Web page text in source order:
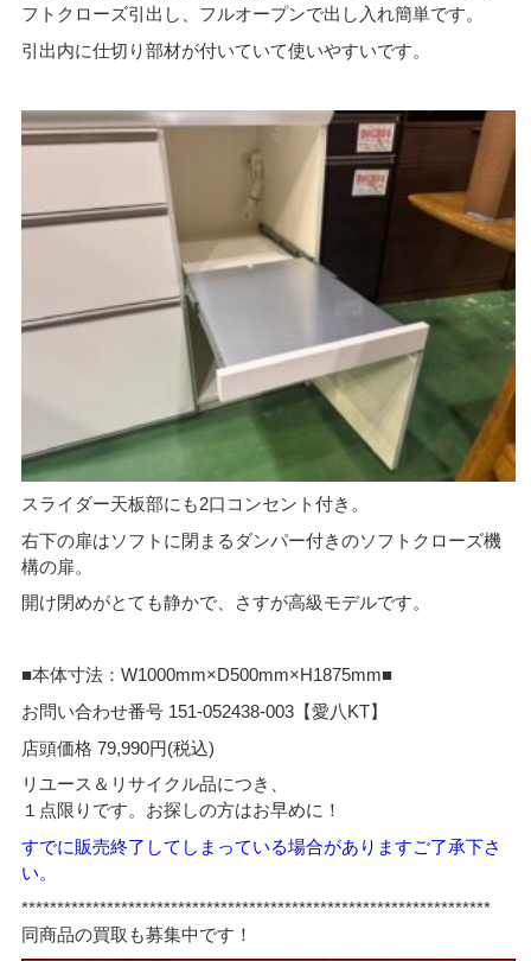
フトクローズ引出し、フルオープンで出し入れ簡単です。
引出内に仕切り部材が付いていて使いやすいです。
スライダー天板部にも2口コンセント付き。
右下の扉はソフトに閉まるダンパー付きのソフトクローズ機
構の扉。
開け閉めがとても静かで、さすが高級モデルです。
■本体寸法：W1000mm×D500mm×H1875mm■
お問い合わせ番号 151-052438-003【愛八KT】
店頭価格 79,990円(税込)
リユース＆リサイクル品につき、
１点限りです。お探しの方はお早めに！
すでに販売終了してしまっている場合がありますご了承下さ
い。
******************************************************************
同商品の買取も募集中です！